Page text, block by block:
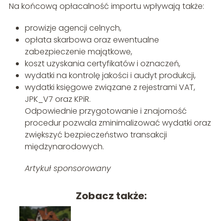
Na końcową opłacalność importu wpływają także:
prowizje agencji celnych,
opłata skarbowa oraz ewentualne
zabezpieczenie majątkowe,
koszt uzyskania certyfikatów i oznaczeń,
wydatki na kontrolę jakości i audyt produkcji,
wydatki księgowe związane z rejestrami VAT,
JPK_V7 oraz KPiR.
Odpowiednie przygotowanie i znajomość
procedur pozwala zminimalizować wydatki oraz
zwiększyć bezpieczeństwo transakcji
międzynarodowych.
Artykuł sponsorowany
Zobacz także: